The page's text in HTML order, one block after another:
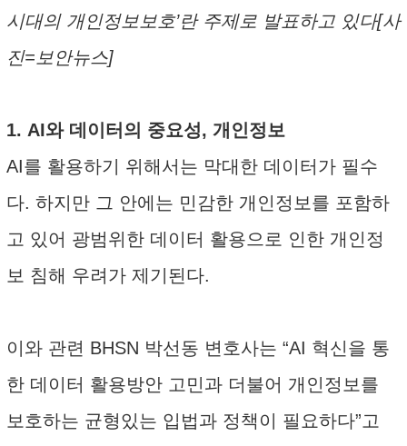
시대의 개인정보보호’란 주제로 발표하고 있다[사
진=보안뉴스]
1. AI와 데이터의 중요성, 개인정보
AI를 활용하기 위해서는 막대한 데이터가 필수
다. 하지만 그 안에는 민감한 개인정보를 포함하
고 있어 광범위한 데이터 활용으로 인한 개인정
보 침해 우려가 제기된다.
이와 관련 BHSN 박선동 변호사는 “AI 혁신을 통
한 데이터 활용방안 고민과 더불어 개인정보를
보호하는 균형있는 입법과 정책이 필요하다”고